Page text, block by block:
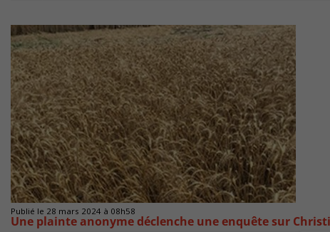
Publié le 28 mars 2024 à 08h58
Une plainte anonyme déclenche une enquête sur